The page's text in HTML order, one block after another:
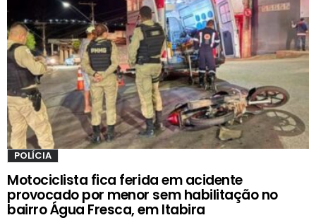
POLÍCIA
Motociclista fica ferida em acidente
provocado por menor sem habilitação no
bairro Água Fresca, em Itabira